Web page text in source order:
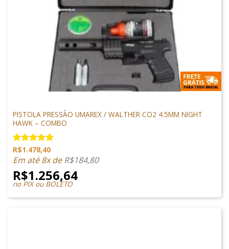
PISTOLA PRESSÃO UMAREX / WALTHER CO2 4.5MM NIGHT
HAWK – COMBO
Avaliação
5.00 de 5
R$1.478,40
Em até 8x deR$184,80
R$1.256,64
no PIX ou BOLETO